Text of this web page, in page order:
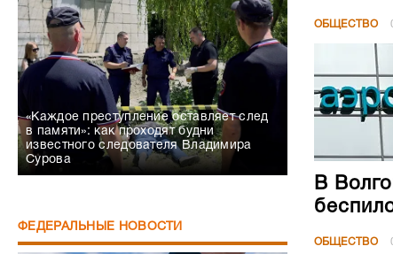
«Каждое преступление оставляет след
в памяти»: как проходят будни
известного следователя Владимира
Сурова
ФЕДЕРАЛЬНЫЕ НОВОСТИ
ОБЩЕСТВО
В
ОБЩЕСТВО